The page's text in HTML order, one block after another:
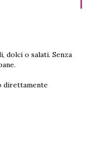
dolci o salati. Senza
direttamente